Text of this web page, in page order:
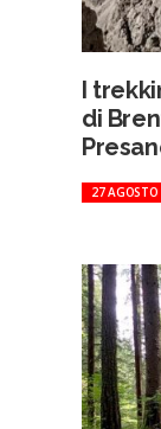
I
di
27